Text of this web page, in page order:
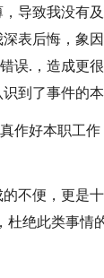
导致我没有
表后悔，象
误.，造成更
到了事件的
作好本职工
不便，更是
绝此类事情